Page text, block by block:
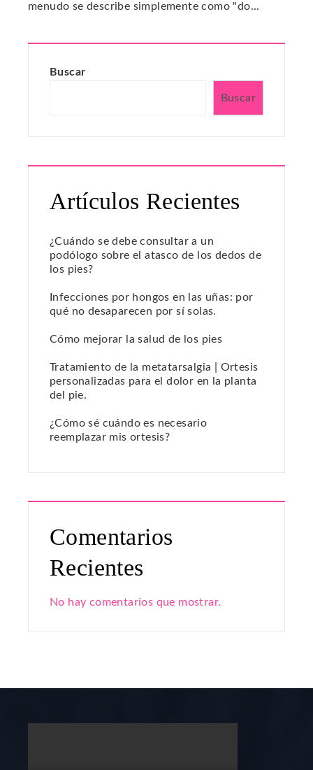
menudo se describe simplemente como "do...
Buscar
Buscar
Artículos Recientes
¿Cuándo se debe consultar a un
podólogo sobre el atasco de los dedos de
los pies?
Infecciones por hongos en las uñas: por
qué no desaparecen por sí solas.
Cómo mejorar la salud de los pies
Tratamiento de la metatarsalgia | Ortesis
personalizadas para el dolor en la planta
del pie.
¿Cómo sé cuándo es necesario
reemplazar mis ortesis?
Comentarios
Recientes
No hay comentarios que mostrar.